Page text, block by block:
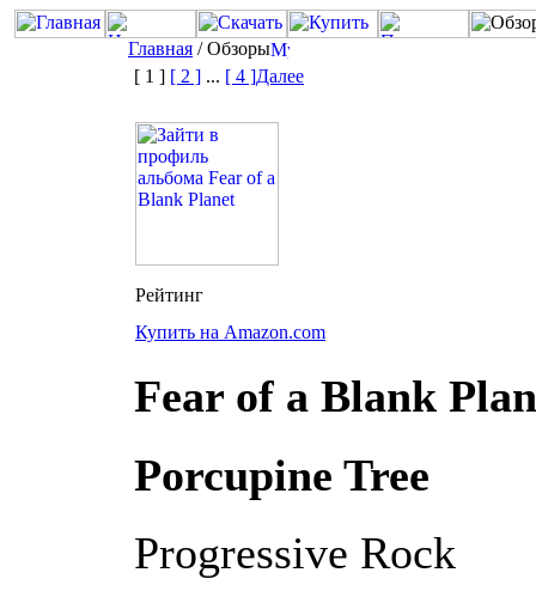
Главная / Обзоры
[ 1 ] [ 2 ] ... [ 4 ]Далее
Купить на Amazon.com
Fear of a Blank
Porcupine Tree
Progressive Rock